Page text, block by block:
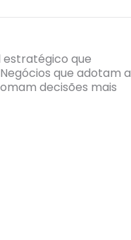
estratégico que
que adotam a
decisões mais